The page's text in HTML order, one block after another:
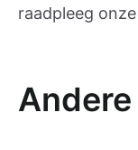
raadpleeg onze